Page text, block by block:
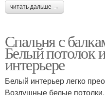
читать дальше →
Спальня с
Белый потолок
интерьере
Белый интерьер легко
Воздушные белые